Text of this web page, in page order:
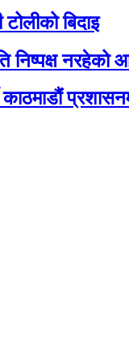
बिदाइ
निष्पक्ष नरहेको
काठमाडौंं